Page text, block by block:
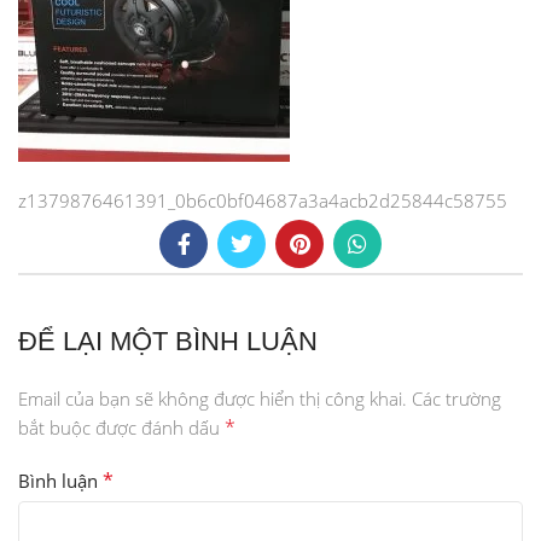
z1379876461391_0b6c0bf04687a3a4acb2d25844c58755
ĐỂ LẠI MỘT BÌNH LUẬN
Email của bạn sẽ không được hiển thị công khai. Các trường
bắt buộc được đánh dấu *
Bình luận *